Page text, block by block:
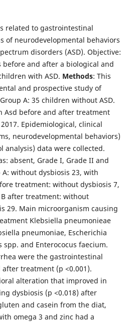
related to gastrointestinal
of neurodevelopmental behaviors
disorders (ASD). Objective:
before and after a biological and
with ASD. Methods: This
and prospective study of
A: 35 children without ASD.
Asd before and after treatment
Epidemiological, clinical
neurodevelopmental behaviors)
analysis) data were collected.
absent, Grade I, Grade II and
A: without dysbiosis 23, with
treatment: without dysbiosis 7,
after treatment: without
29. Main microorganism causing
Klebsiella pneumonieae
pneumoniae, Escherichia
and Enterococus faecium.
were the gastrointestinal
treatment (p <0.001).
alteration that improved in
dysbiosis (p <0.018) after
and casein from the diat,
omega 3 and zinc had a